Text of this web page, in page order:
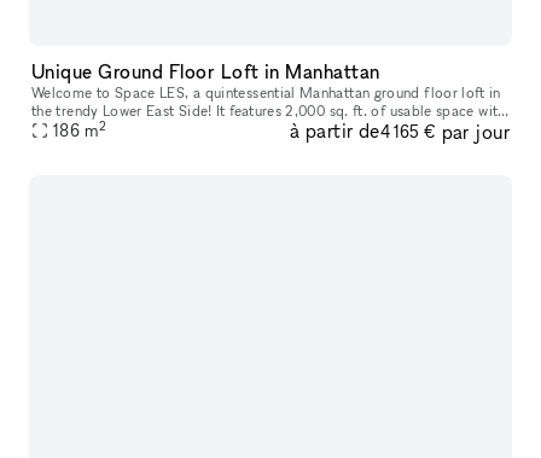
Unique Ground Floor Loft in Manhattan
Welcome to Space LES, a quintessential Manhattan ground floor loft in
the trendy Lower East Side! It features 2,000 sq. ft. of usable space with
a comfortable capacity of 125 people, 11 ft ceiling, a
186 m2 à partir de4 165 € par jour